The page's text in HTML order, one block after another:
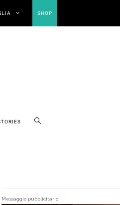
SHOP
Messaggio pubblicitario